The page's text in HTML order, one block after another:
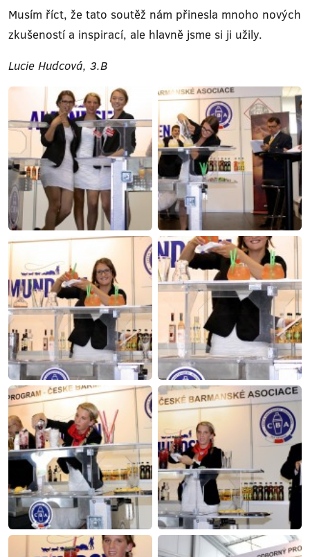
Musím říct, že tato soutěž nám přinesla mnoho nových
zkušeností a inspirací, ale hlavně jsme si ji užily.
Lucie Hudcová, 3.B